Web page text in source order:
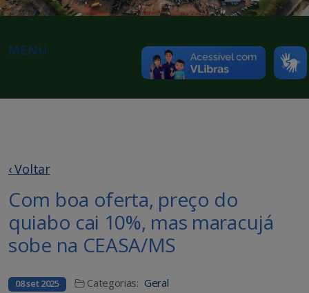
MENU
‹ Voltar
Com boa oferta, preço do
quiabo cai 10%, mas maracujá
sobe na CEASA/MS
08 set 2025 Categorias: Geral